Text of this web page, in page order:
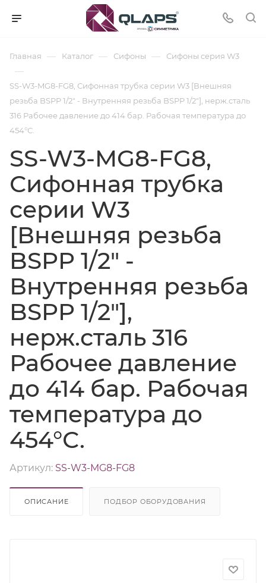
Главная — Каталог — Сифоны — Сифоны cерия W3
—
SS-W3-MG8-FG8, Сифонная трубка серии W3 [Внешняя
резьба BSPP 1/2" - Внутренняя резьба BSPP 1/2"], нерж.сталь
316 Рабочее давление до 414 бар. Рабочая температура до
454°С.
SS-W3-MG8-FG8,
Сифонная трубка
серии W3
[Внешняя резьба
BSPP 1/2" -
Внутренняя резьба
BSPP 1/2"],
нерж.сталь 316
Рабочее давление
до 414 бар. Рабочая
температура до
454°С.
Артикул: SS-W3-MG8-FG8
ОПИСАНИЕ ПОДБОР ОБОРУДОВАНИЯ